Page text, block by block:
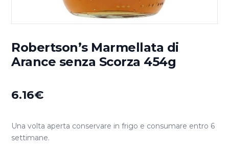
Robertson’s Marmellata di
Arance senza Scorza 454g
6.16€
Una volta aperta conservare in frigo e consumare entro 6
settimane.